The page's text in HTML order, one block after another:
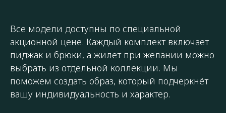
Все модели доступны по специальной
акционной цене. Каждый комплект включает
пиджак и брюки, а жилет при желании можно
выбрать из отдельной коллекции. Мы
поможем создать образ, который подчеркнёт
вашу индивидуальность и характер.